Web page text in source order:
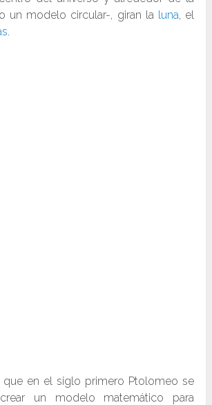
un modelo circular-, giran la luna, el
.
que en el siglo primero Ptolomeo se
un modelo matemático para